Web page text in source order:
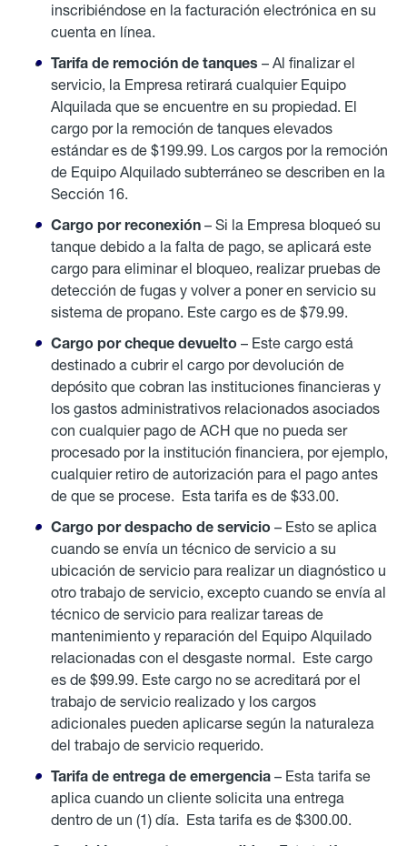
inscribiéndose en la facturación electrónica en su
cuenta en línea.
Tarifa de remoción de tanques – Al finalizar el
servicio, la Empresa retirará cualquier Equipo
Alquilada que se encuentre en su propiedad. El
cargo por la remoción de tanques elevados
estándar es de $199.99. Los cargos por la remoción
de Equipo Alquilado subterráneo se describen en la
Sección 16.
Cargo por reconexión – Si la Empresa bloqueó su
tanque debido a la falta de pago, se aplicará este
cargo para eliminar el bloqueo, realizar pruebas de
detección de fugas y volver a poner en servicio su
sistema de propano. Este cargo es de $79.99.
Cargo por cheque devuelto – Este cargo está
destinado a cubrir el cargo por devolución de
depósito que cobran las instituciones financieras y
los gastos administrativos relacionados asociados
con cualquier pago de ACH que no pueda ser
procesado por la institución financiera, por ejemplo,
cualquier retiro de autorización para el pago antes
de que se procese. Esta tarifa es de $33.00.
Cargo por despacho de servicio – Esto se aplica
cuando se envía un técnico de servicio a su
ubicación de servicio para realizar un diagnóstico u
otro trabajo de servicio, excepto cuando se envía al
técnico de servicio para realizar tareas de
mantenimiento y reparación del Equipo Alquilado
relacionadas con el desgaste normal. Este cargo
es de $99.99. Este cargo no se acreditará por el
trabajo de servicio realizado y los cargos
adicionales pueden aplicarse según la naturaleza
del trabajo de servicio requerido.
Tarifa de entrega de emergencia – Esta tarifa se
aplica cuando un cliente solicita una entrega
dentro de un (1) día. Esta tarifa es de $300.00.